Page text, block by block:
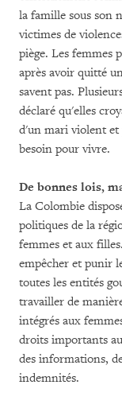
la famille sous son
victimes de
piège. Les femmes
après avoir quitté
savent pas.
déclaré qu'elles
d'un mari violent et
besoin pour vivre.
De bonnes lois,
La Colombie
politiques de la
femmes et aux
empêcher et punir
toutes les entités
travailler de
intégrés aux
droits importants
des informations,
indemnités.